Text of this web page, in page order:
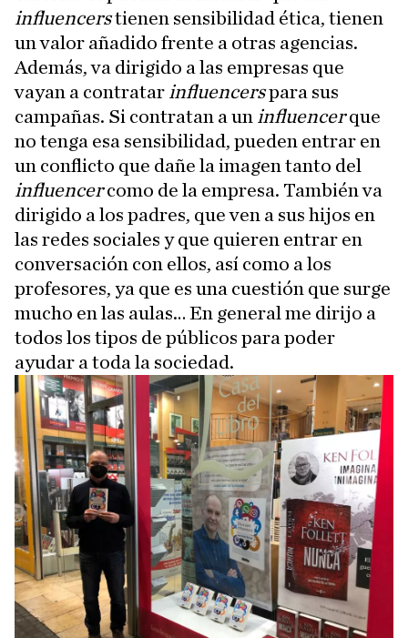
influencerstienen sensibilidad ética, tienen
un valor añadido frente a otras agencias.
Además, va dirigido a las empresas que
vayan a contratar influencerspara sus
campañas. Si contratan a un influencerque
no tenga esa sensibilidad, pueden entrar en
un conflicto que dañe la imagen tanto del
influencercomo de la empresa. También va
dirigido a los padres, que ven a sus hijos en
las redes sociales y que quieren entrar en
conversación con ellos, así como a los
profesores, ya que es una cuestión que surge
mucho en las aulas… En general me dirijo a
todos los tipos de públicos para poder
ayudar a toda la sociedad.